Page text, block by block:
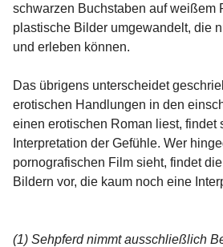
schwarzen Buchstaben auf weißem
plastische Bilder umgewandelt, die
und erleben können.
Das übrigens unterscheidet
erotischen Handlungen in den
einen erotischen Roman liest, findet
Interpretation der Gefühle. Wer
pornografischen Film sieht, findet
Bildern vor, die kaum noch eine
(1) Sehpferd nimmt ausschließlich